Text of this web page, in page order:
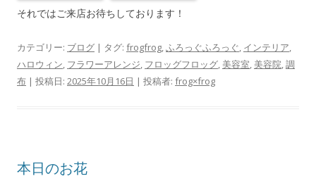
それではご来店お待ちしております！
カテゴリー: ブログ | タグ: frogfrog ふろっぐふろっぐ インテリア
ハロウィン フラワーアレンジ フロッグフロッグ 美容室 美容院 調
布 | 投稿日: 2025年10月16日 | 投稿者: frog×frog
本日のお花